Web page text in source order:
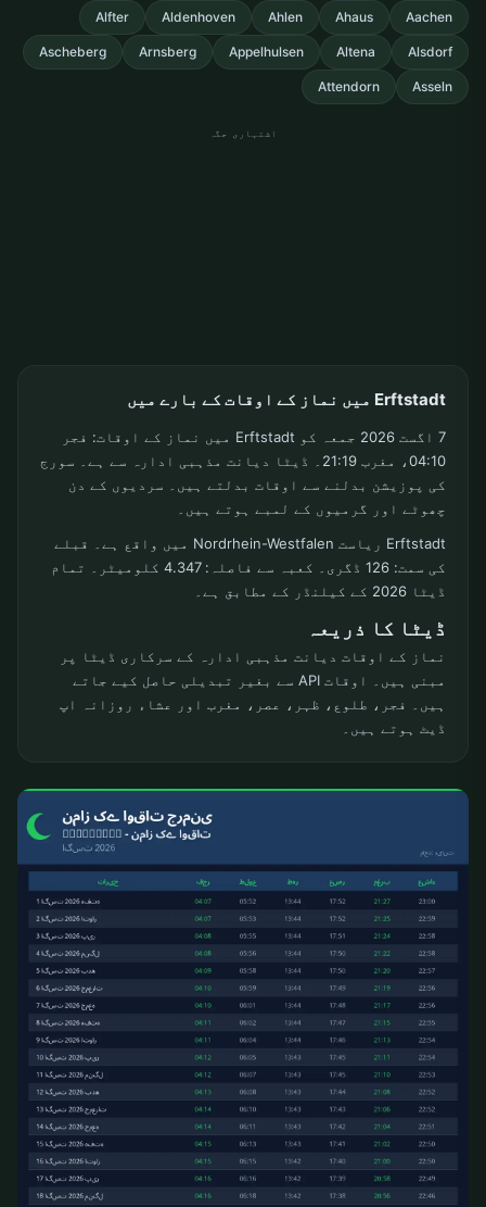
Aachen
Ahaus
Ahlen
Aldenhoven
Alfter
Alsdorf
Altena
Appelhulsen
Arnsberg
Ascheberg
Asseln
Attendorn
اشتہاری جگہ
Erftstadt میں نماز کے اوقات کے بارے میں
7 اگست 2026 جمعہ کو Erftstadt میں نماز کے اوقات: فجر
04:10، مغرب 21:19۔ ڈیٹا دیانت مذہبی ادارہ سے ہے۔ سورج
کی پوزیشن بدلنے سے اوقات بدلتے ہیں۔ سردیوں کے دن
چھوٹے اور گرمیوں کے لمبے ہوتے ہیں۔
Erftstadt ریاست Nordrhein-Westfalen میں واقع ہے۔ قبلے
کی سمت: 126 ڈگری۔ کعبہ سے فاصلہ: 4.347 کلومیٹر۔ تمام
ڈیٹا 2026 کے کیلنڈر کے مطابق ہے۔
ڈیٹا کا ذریعہ
نماز کے اوقات دیانت مذہبی ادارہ کے سرکاری ڈیٹا پر
مبنی ہیں۔ اوقات API سے بغیر تبدیلی حاصل کیے جاتے
ہیں۔ فجر، طلوع، ظہر، عصر، مغرب اور عشاء روزانہ اپ
ڈیٹ ہوتے ہیں۔